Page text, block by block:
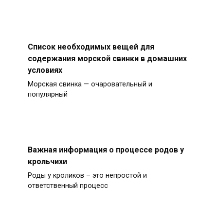
Список необходимых вещей для
содержания морской свинки в домашних
условиях
Морская свинка — очаровательный и
популярный
Важная информация о процессе родов у
крольчихи
Роды у кроликов – это непростой и
ответственный процесс